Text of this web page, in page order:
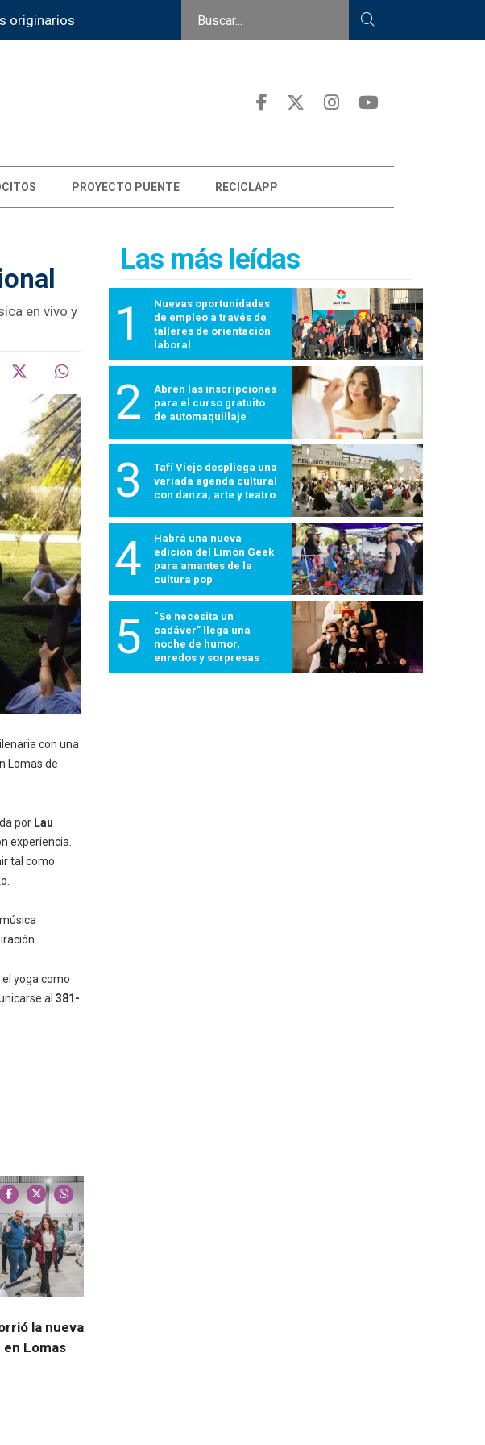
originarios
PROYECTO PUENTE RECICLAPP
en vivo y
con una
Lomas de
por Lau
experiencia.
tal como
yoga como
al 381-
la nueva
en Lomas
Las más leídas
1
Nuevas oportunidades
de empleo a través de
talleres de orientación
laboral
2
Abren las inscripciones
para el curso gratuito
de automaquillaje
3
Tafí Viejo despliega una
variada agenda cultural
con danza, arte y teatro
4
Habrá una nueva
edición del Limón Geek
para amantes de la
cultura pop
5
“Se necesita un
cadáver” llega una
noche de humor,
enredos y sorpresas